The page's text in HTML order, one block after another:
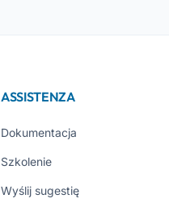
ASSISTENZA
Dokumentacja
Szkolenie
Wyślij sugestię